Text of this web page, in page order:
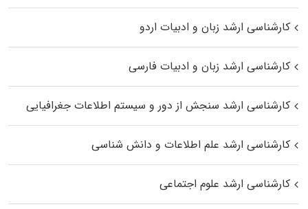
کارشناسی ارشد زبان و ادبیات اردو
کارشناسی ارشد زبان و ادبیات فارسی
کارشناسی ارشد سنجش از دور و سیستم اطلاعات جغرافیایی
کارشناسی ارشد علم اطلاعات و دانش شناسی
کارشناسی ارشد علوم اجتماعی